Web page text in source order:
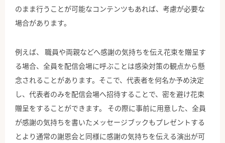
のまま行うことが可能なコンテンツもあれば、考慮が必要な
場合があります。
例えば、 職員や両親などへ感謝の気持ちを伝え花束を贈呈す
る場合、全員を配信会場に呼ぶことは感染対策の観点から懸
念されることがあります。そこで、代表者を何名か予め決定
し、代表者のみを配信会場へ招待することで、密を避け花束
贈呈をすることができます。 その際に事前に用意した、全員
が感謝の気持ちを書いたメッセージブックもプレゼントする
とより通常の謝恩会と同様に感謝の気持ちを伝える演出が可